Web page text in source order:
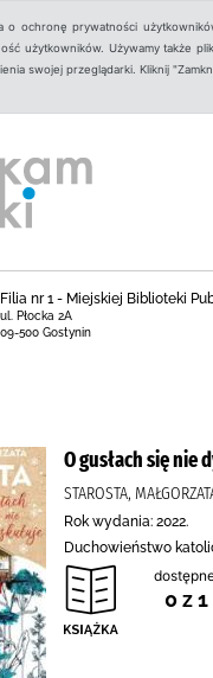
o ochronę prywatności
użytkowników. Używamy także
swojej przeglądarki. Kliknij
Filia nr 1 - Miejskiej Biblioteki
ul. Płocka 2A
09-500 Gostynin
O gusłach się nie
STAROSTA,
Rok wydania: 2022.
Duchowieństwo
0 z 1